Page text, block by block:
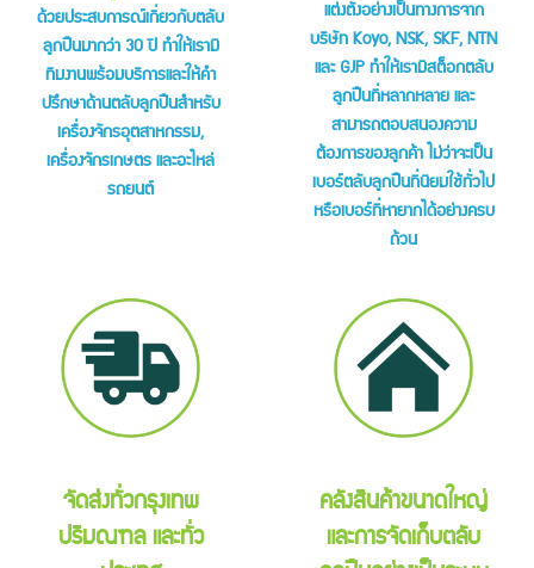
ด้วยประสบการณ์เกี่ยวกับตลับ
ลูกปืนมากว่า 30 ปี ทำให้เรามี
ทีมงานพร้อมบริการและให้คำ
ปรึกษาด้านตลับลูกปืนสำหรับ
เครื่องจักรอุตสาหกรรม,
เครื่องจักรเกษตร และอะไหล่
รถยนต์
แต่งตั้งอย่างเป็นทางการจาก
บริษัท Koyo, NSK, SKF, NTN
และ GJP ทำให้เรามีสต็อกตลับ
ลูกปืนที่หลากหลาย และ
สามารถตอบสนองความ
ต้องการของลูกค้า ไม่ว่าจะเป็น
เบอร์ตลับลูกปืนที่นิยมใช้ทั่วไป
หรือเบอร์ที่หายากได้อย่างครบ
ถ้วน
จัดส่งทั่วกรุงเทพ
ปริมณฑล และทั่ว
คลังสินค้าขนาดใหญ่
และการจัดเก็บตลับ